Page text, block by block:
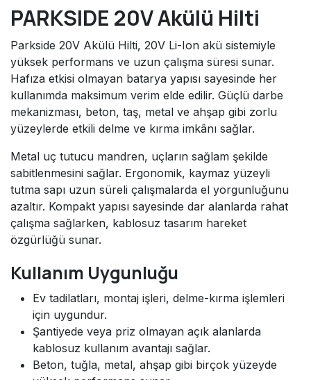
PARKSIDE 20V Akülü Hilti
Parkside 20V Akülü Hilti, 20V Li-Ion akü sistemiyle
yüksek performans ve uzun çalışma süresi sunar.
Hafıza etkisi olmayan batarya yapısı sayesinde her
kullanımda maksimum verim elde edilir. Güçlü darbe
mekanizması, beton, taş, metal ve ahşap gibi zorlu
yüzeylerde etkili delme ve kırma imkânı sağlar.
Metal uç tutucu mandren, uçların sağlam şekilde
sabitlenmesini sağlar. Ergonomik, kaymaz yüzeyli
tutma sapı uzun süreli çalışmalarda el yorgunluğunu
azaltır. Kompakt yapısı sayesinde dar alanlarda rahat
çalışma sağlarken, kablosuz tasarım hareket
özgürlüğü sunar.
Kullanım Uygunluğu
Ev tadilatları, montaj işleri, delme-kırma işlemleri
için uygundur.
Şantiyede veya priz olmayan açık alanlarda
kablosuz kullanım avantajı sağlar.
Beton, tuğla, metal, ahşap gibi birçok yüzeyde